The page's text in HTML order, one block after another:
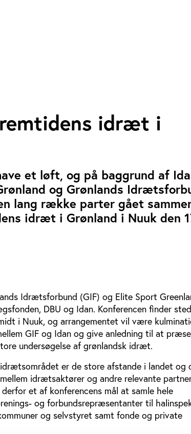
idræt i
et løft, og på baggrund af
og Grønlands
lang række parter gået
idræt i Grønland i Nuuk den
Idrætsforbund (GIF) og Elite Sport
DBU og Idan. Konferencen finder
i Nuuk, og arrangementet vil være
GIF og Idan og give anledning til at
undersøgelse af grønlandsk idræt.
er de store afstande i landet og
idrætsaktører og andre relevante
et af konferencens mål at samle hele
og forbundsrepræsentanter til
og selvstyret samt fonde og private